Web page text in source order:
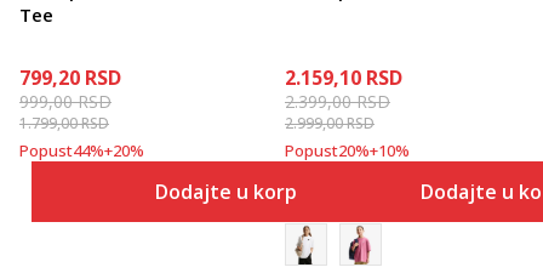
Tee
799,20 RSD
999,00RSD
1.799,00RSD
Popust44%+20%
Dodajte u korpu
2.159,10 RSD
2.399,00RSD
2.999,00RSD
Popust20%+10%
Dodajte u